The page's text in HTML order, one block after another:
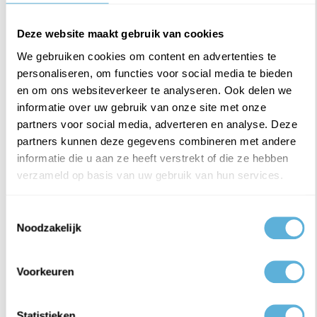
Deze website maakt gebruik van cookies
We gebruiken cookies om content en advertenties te
personaliseren, om functies voor social media te bieden
en om ons websiteverkeer te analyseren. Ook delen we
informatie over uw gebruik van onze site met onze
partners voor social media, adverteren en analyse. Deze
partners kunnen deze gegevens combineren met andere
informatie die u aan ze heeft verstrekt of die ze hebben
verzameld op basis van uw gebruik van hun services.
Noodzakelijk
Voorkeuren
STEL SAMEN
WAAROM GLASKONING?
BESTEL SNEL EN EENVOUDIG
ALLE MATEN EN MODELLEN LEVERBAAR